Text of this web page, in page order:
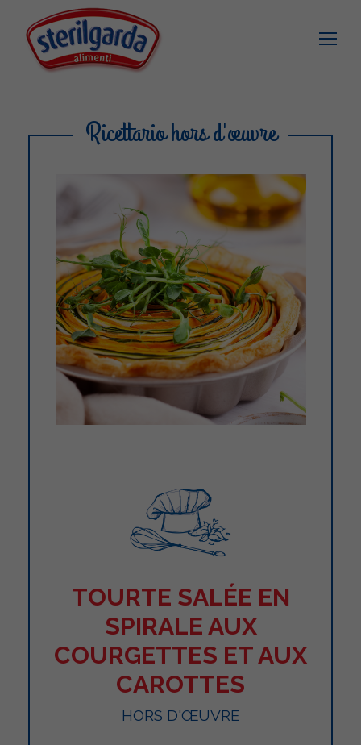
Ricettario hors d'œuvre
TOURTE SALÉE EN
SPIRALE AUX
COURGETTES ET AUX
CAROTTES
HORS D'ŒUVRE